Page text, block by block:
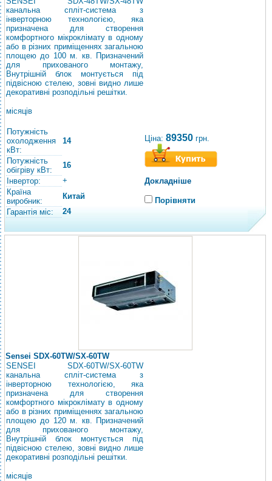
канальна спліт-система з
інверторною технологією, яка
призначена для створення
комфортного мікроклімату в одному
або в різних приміщеннях загальною
площею до 100 м. кв. Призначений
для прихованого монтажу,
Внутрішній блок монтується під
підвісною стелею, зовні видно лише
декоративні розподільні решітки.
місяців
Потужність
охолодження
кВт:
14
Потужність
обігріву кВт:
16
Інвертор:
+
Країна
виробник:
Китай
Гарантія міс:
24
Ціна: 89350 грн.
Докладніше
Порівняти
Sensei SDX-60TW/SХ-60TW
SENSEI SDХ-60TW/SХ-60TW
канальна спліт-система з
інверторною технологією, яка
призначена для створення
комфортного мікроклімату в одному
або в різних приміщеннях загальною
площею до 120 м. кв. Призначений
для прихованого монтажу,
Внутрішній блок монтується під
підвісною стелею, зовні видно лише
декоративні розподільні решітки.
місяців